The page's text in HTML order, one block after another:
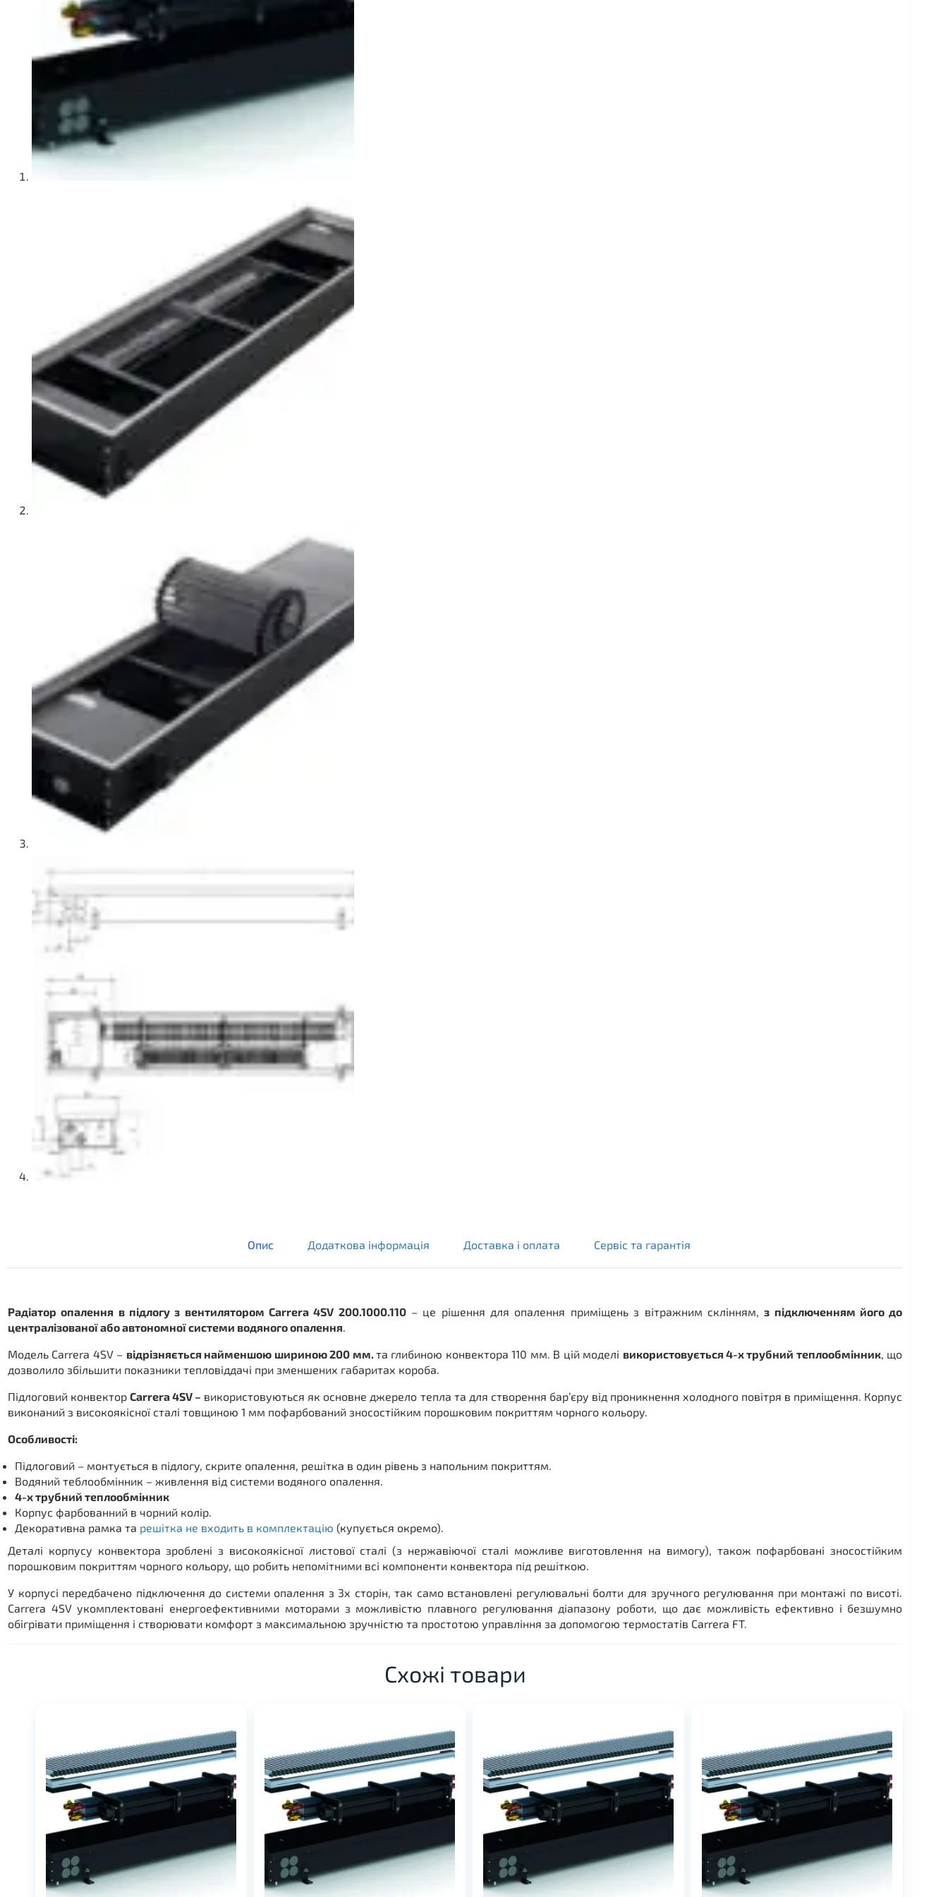
Опис Додаткова інформація Доставка і оплата Сервіс та гарантія
Радіатор опалення в підлогу з вентилятором Carrera 4SV 200.1000.110– це рішення для опалення приміщень з вітражним склінням,з підключенням його до
централізованої або автономної системи водяного опалення.
Модель Carrera 4SV – відрізняється найменшою шириною 200 мм. та глибиною конвектора 110 мм. В цій моделі використовується 4-х трубний теплообмінник, що
дозволило збільшити показники тепловіддачі при зменшених габаритах короба.
Підлоговий конвекторCarrera 4SV – використовуються як основне джерело тепла та для створення бар’єру від проникнення холодного повітря в приміщення. Корпус
виконаний з високоякісної сталі товщиною 1 мм пофарбований зносостійким порошковим покриттям чорного кольору.
Особливості:
Підлоговий – монтується в підлогу, скрите опалення, решітка в один рівень з напольним покриттям.
Водяний теблообмінник – живлення від системи водяного опалення.
4-х трубний теплообмінник
Корпус фарбованний в чорний колір.
Декоративна рамка та решітка не входить в комплектацію (купується окремо).
Деталі корпусу конвектора зроблені з високоякісної листової сталі (з нержавіючої сталі можливе виготовлення на вимогу), також пофарбовані зносостійким
порошковим покриттям чорного кольору, що робить непомітними всі компоненти конвектора під решіткою.
У корпусі передбачено підключення до системи опалення з 3х сторін, так само встановлені регулювальні болти для зручного регулювання при монтажі по висоті.
Carrera 4SV укомплектовані енергоефективними моторами з можливістю плавного регулювання діапазону роботи, що дає можливість ефективно і безшумно
обігрівати приміщення і створювати комфорт з максимальною зручністю та простотою управління за допомогою термостатів Carrera FT.
Схожі товари